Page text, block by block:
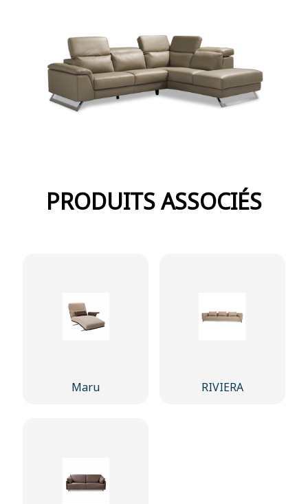
PRODUITS ASSOCIÉS
Maru RIVIERA